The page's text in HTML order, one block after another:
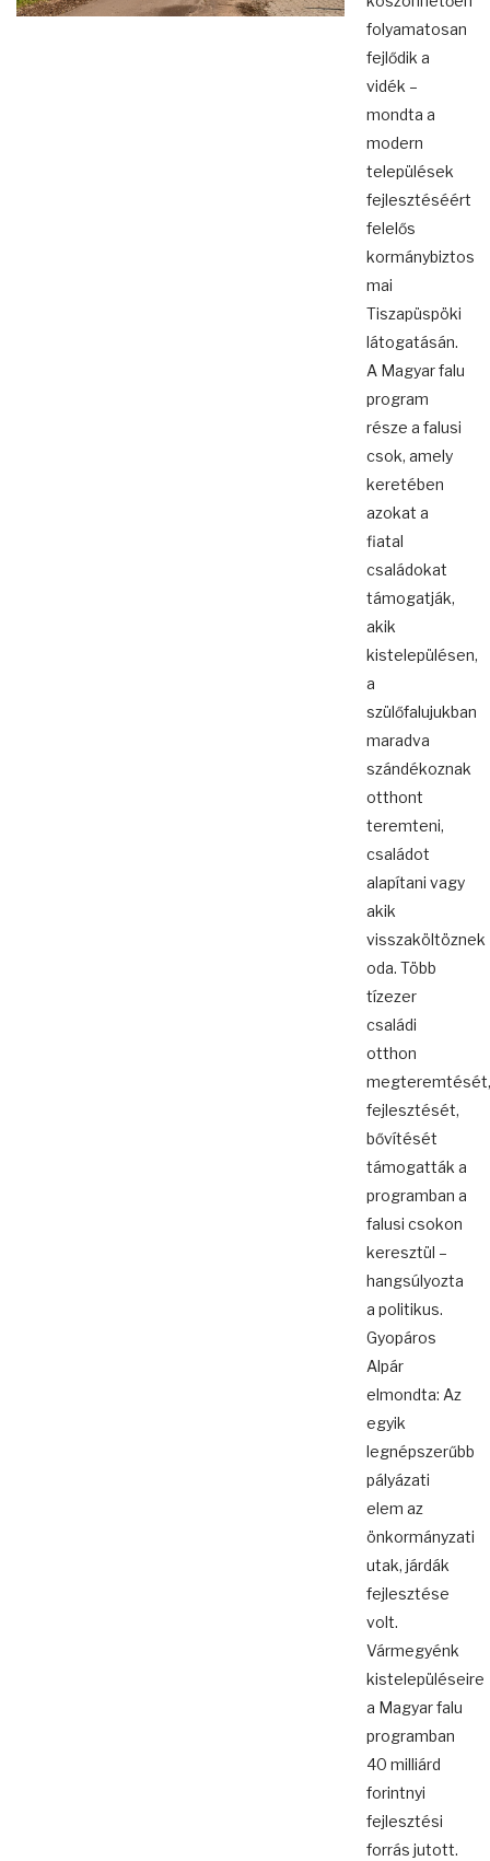
folyamatosan
fejlődik a
vidék –
mondta a
modern
települések
fejlesztéséért
felelős
kormánybiztos
mai
Tiszapüspöki
látogatásán.
A Magyar falu
program
része a falusi
csok, amely
keretében
azokat a
fiatal
családokat
támogatják,
akik
kistelepülésen,
a
szülőfalujukban
maradva
szándékoznak
otthont
teremteni,
családot
alapítani vagy
akik
visszaköltöznek
oda. Több
tízezer
családi
otthon
megteremtését,
fejlesztését,
bővítését
támogatták a
programban a
falusi csokon
keresztül –
hangsúlyozta
a politikus.
Gyopáros
Alpár
elmondta: Az
egyik
legnépszerűbb
pályázati
elem az
önkormányzati
utak, járdák
fejlesztése
volt.
Vármegyénk
kistelepüléseire
a Magyar falu
programban
40 milliárd
forintnyi
fejlesztési
forrás jutott.